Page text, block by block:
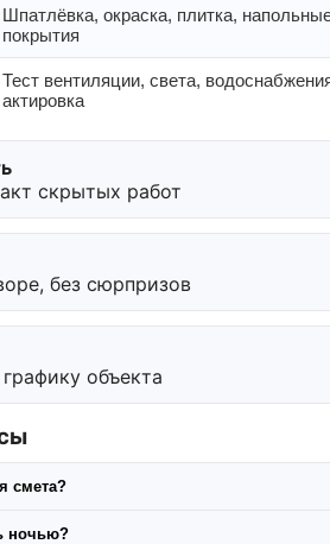
Шпатлёвка, окраска, плитка,
покрытия
Тест вентиляции, света,
актировка
скрытых работ
без сюрпризов
объекта
смета?
ночью?